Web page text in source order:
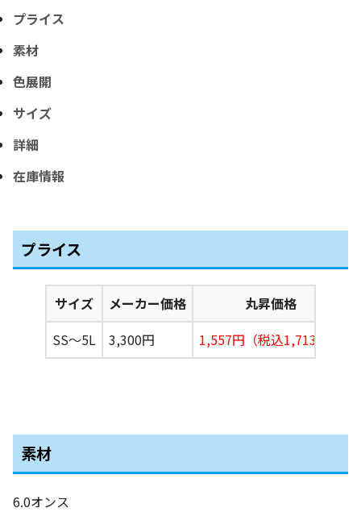
プライス
素材
色展開
サイズ
詳細
在庫情報
プライス
サイズ メーカー価格
丸昇価格
SS〜5L
3,300円 1,557円（税込1,713円）
素材
6.0オンス